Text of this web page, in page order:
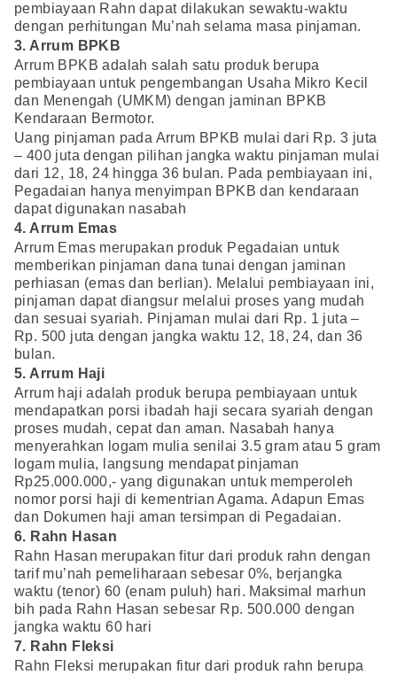
pembiayaan Rahn dapat dilakukan sewaktu-waktu
dengan perhitungan Mu’nah selama masa pinjaman.
3. Arrum BPKB
Arrum BPKB adalah salah satu produk berupa
pembiayaan untuk pengembangan Usaha Mikro Kecil
dan Menengah (UMKM) dengan jaminan BPKB
Kendaraan Bermotor.
Uang pinjaman pada Arrum BPKB mulai dari Rp. 3 juta
– 400 juta dengan pilihan jangka waktu pinjaman mulai
dari 12, 18, 24 hingga 36 bulan. Pada pembiayaan ini,
Pegadaian hanya menyimpan BPKB dan kendaraan
dapat digunakan nasabah
4. Arrum Emas
Arrum Emas merupakan produk Pegadaian untuk
memberikan pinjaman dana tunai dengan jaminan
perhiasan (emas dan berlian). Melalui pembiayaan ini,
pinjaman dapat diangsur melalui proses yang mudah
dan sesuai syariah. Pinjaman mulai dari Rp. 1 juta –
Rp. 500 juta dengan jangka waktu 12, 18, 24, dan 36
bulan.
5. Arrum Haji
Arrum haji adalah produk berupa pembiayaan untuk
mendapatkan porsi ibadah haji secara syariah dengan
proses mudah, cepat dan aman. Nasabah hanya
menyerahkan logam mulia senilai 3.5 gram atau 5 gram
logam mulia, langsung mendapat pinjaman
Rp25.000.000,- yang digunakan untuk memperoleh
nomor porsi haji di kementrian Agama. Adapun Emas
dan Dokumen haji aman tersimpan di Pegadaian.
6. Rahn Hasan
Rahn Hasan merupakan fitur dari produk rahn dengan
tarif mu’nah pemeliharaan sebesar 0%, berjangka
waktu (tenor) 60 (enam puluh) hari. Maksimal marhun
bih pada Rahn Hasan sebesar Rp. 500.000 dengan
jangka waktu 60 hari
7. Rahn Fleksi
Rahn Fleksi merupakan fitur dari produk rahn berupa